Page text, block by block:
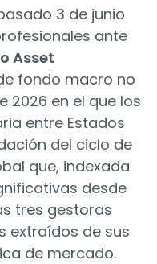
3 de junio
ante
Asset
fondo macro no
2026 en el que los
entre Estados
del ciclo de
que, indexada
desde
tres gestoras
extraídos de sus
de mercado.